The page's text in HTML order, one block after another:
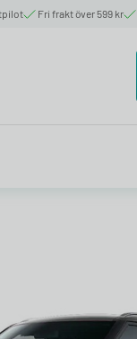
Fri frakt över 599 kr